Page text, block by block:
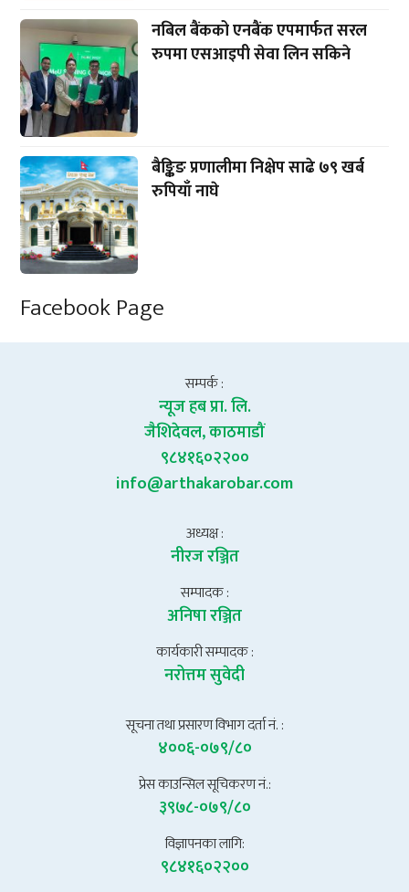
नबिल बैंकको एनबैंक एपमार्फत सरल
रुपमा एसआइपी सेवा लिन सकिने
बैङ्किङ प्रणालीमा निक्षेप साढे ७९ खर्ब
रुपियाँ नाघे
Facebook Page
सम्पर्क :
न्यूज हब प्रा. लि.
जैशिदेवल, काठमाडौं
९८४१६०२२००
info@arthakarobar.com
अध्यक्ष :
नीरज रञ्जित
सम्पादक :
अनिषा रञ्जित
कार्यकारी सम्पादक :
नरोत्तम सुवेदी
सूचना तथा प्रसारण विभाग दर्ता नं. :
४००६-०७९/८०
प्रेस काउन्सिल सूचिकरण नं.:
३९७८-०७९/८०
विज्ञापनका लागि:
९८४१६०२२००